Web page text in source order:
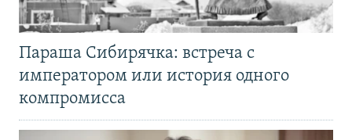
Параша Сибирячка: встреча с
императором или история одного
компромисса